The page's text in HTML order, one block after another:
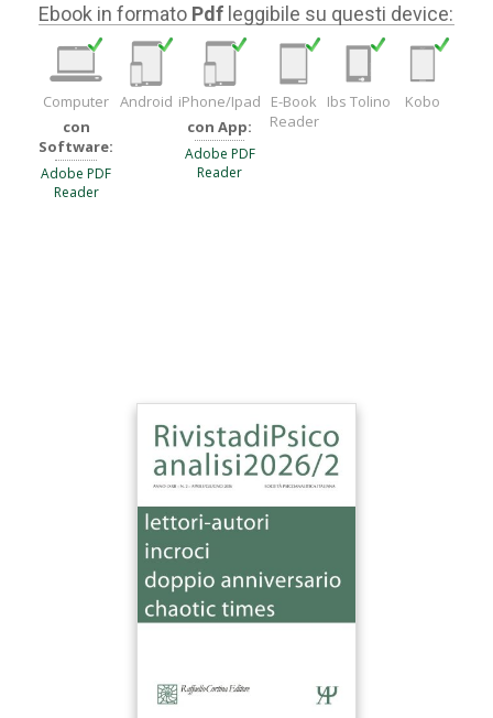
Ebook in formato Pdf leggibile su questi device:
Computer
con
Software:
Adobe PDF
Reader
Android iPhone/Ipad
con App:
Adobe PDF
Reader
E-Book
Reader
Ibs Tolino Kobo